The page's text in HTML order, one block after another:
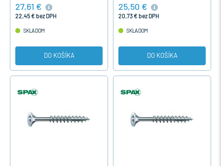
čiastočným závitom, bez
nutnosti predvŕtania,
27,61 €
22,45 € bez DPH
SKLADOM
DO KOŠÍKA
čiastočným závitom, bez
nutnosti predvŕtania,
25,50 €
20,73 € bez DPH
SKLADOM
DO KOŠÍKA